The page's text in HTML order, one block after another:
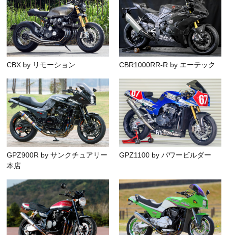
CBX by リモーション CBR1000RR-R by エーテック
GPZ900R by サンクチュアリー
本店
GPZ1100 by パワービルダー